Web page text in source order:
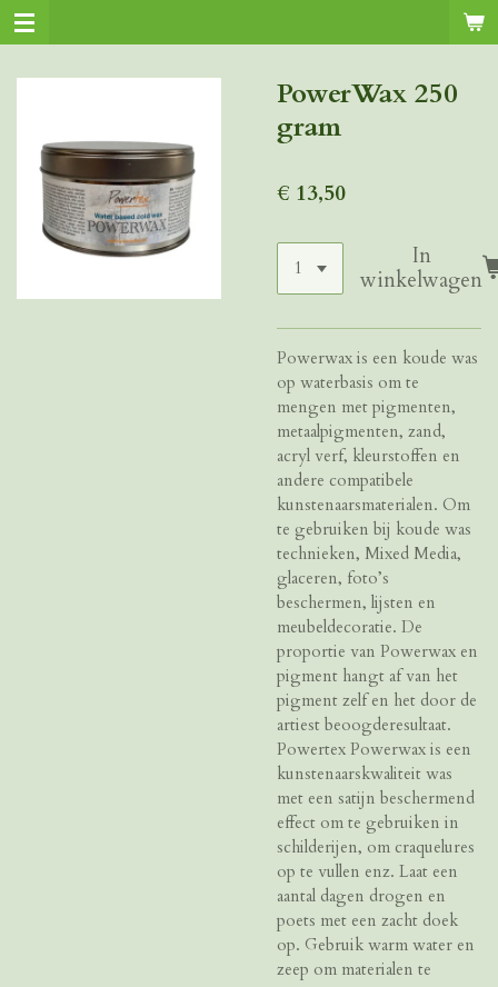
Ga
direct
PowerWax 250
gram
€ 13,50
In
winkelwagen
Powerwax is een koude was
op waterbasis om te
mengen met pigmenten,
metaalpigmenten, zand,
acryl verf, kleurstoffen en
andere compatibele
kunstenaarsmaterialen. Om
te gebruiken bij koude was
technieken, Mixed Media,
glaceren, foto’s
beschermen, lijsten en
meubeldecoratie. De
proportie van Powerwax en
pigment hangt af van het
pigment zelf en het door de
artiest beoogderesultaat.
Powertex Powerwax is een
kunstenaarskwaliteit was
met een satijn beschermend
effect om te gebruiken in
schilderijen, om craquelures
op te vullen enz. Laat een
aantal dagen drogen en
poets met een zacht doek
op. Gebruik warm water en
zeep om materialen te